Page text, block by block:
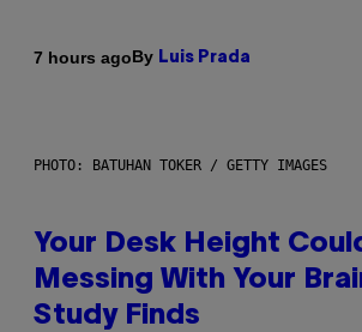
7 hours agoBy Luis Prada
PHOTO: BATUHAN TOKER / GETTY IMAGES
Your Desk Height
Messing With Your
Study Finds